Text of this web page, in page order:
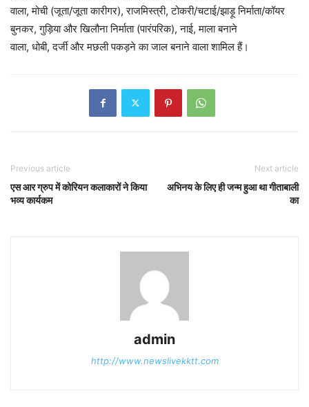
वाला, मोची (जूता/जूता कारीगर), राजमिस्त्री, टोकरी/चटाई/झाड़ू निर्माता/कॉयर
बुनकर, गुड़िया और खिलौना निर्माता (पारंपरिक), नाई, माला बनाने
वाला, धोबी, दर्जी और मछली पकड़ने का जाल बनाने वाला शामिल हैं।
Previous article
एस आर ग्रुप में कोरियन कलाकारों ने किया
भव्य कार्यकम
Next article
अभिनय के लिए ही जन्म हुआ था गीताबाली
का
admin
http://www.newslivekktt.com